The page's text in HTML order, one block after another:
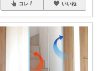
コレ いいね